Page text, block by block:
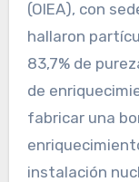
(OIEA), con
hallaron
83,7% de
de
fabricar una
instalación